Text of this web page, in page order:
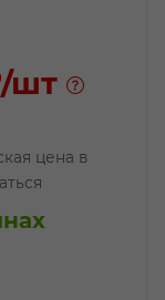
/шт
цена в